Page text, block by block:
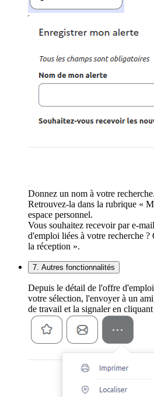
Donnez un nom à votre recherche.
Retrouvez-la dans la rubrique «
espace personnel.
Vous souhaitez recevoir par e-
d'emploi liées à votre recherche
la réception ».
7. Autres fonctionnalités
Depuis le détail de l'offre
votre sélection, l'envoyer à un
de travail et la signaler en cliquant